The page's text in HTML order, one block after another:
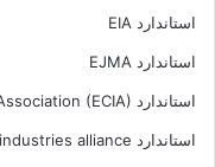
استاندارد EIA
استاندارد EJMA
استاندارد Electronic Components Industry Association (ECIA)
استاندارد Electronic industries alliance